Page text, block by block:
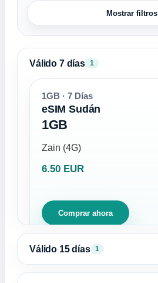
Mostrar filtros
Válido 7 días 1
1GB · 7 Días
eSIM Sudán
1GB
Zain (4G)
6.50 EUR
Comprar ahora
Válido 15 días 1